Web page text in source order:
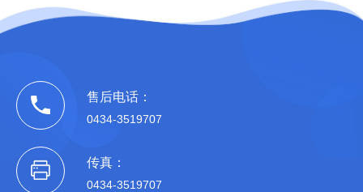
售后电话：
0434-3519707
传真：
0434-3519707